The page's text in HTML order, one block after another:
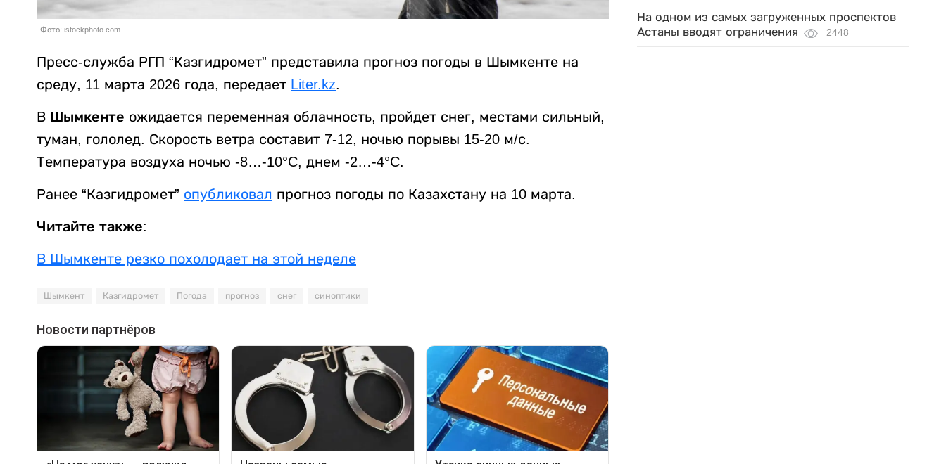
Фото: istockphoto.com
Пресс-служба РГП “Казгидромет” представила прогноз погоды в Шымкенте на
среду, 11 марта 2026 года, передает Liter.kz.
В Шымкенте ожидается переменная облачность, пройдет снег, местами сильный,
туман, гололед. Скорость ветра составит 7-12, ночью порывы 15-20 м/с.
Температура воздуха ночью -8…-10°C, днем -2…-4°C.
Ранее “Казгидромет” опубликовал прогноз погоды по Казахстану на 10 марта.
Читайте также:
В Шымкенте резко похолодает на этой неделе
Шымкент Казгидромет Погода прогноз снег синоптики
На одном из самых загруженных проспектов
Астаны вводят ограничения
2448